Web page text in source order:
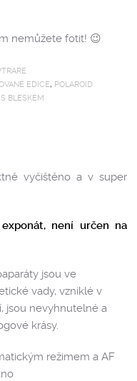
nemůžete fotit! 😉
EDICE, POLAROID
S BLESKEM
vyčištěno a v super
není určen na
jsou ve
vady, vzniklé v
jsou nevyhnutelné a
krásy.
režimem a AF